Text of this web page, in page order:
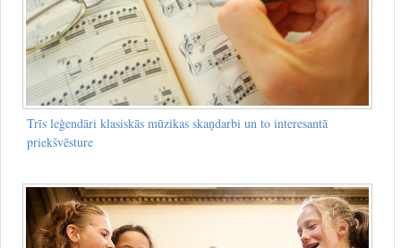
Trīs leģendāri klasiskās mūzikas skaņdarbi un to interesantā
priekšvēsture